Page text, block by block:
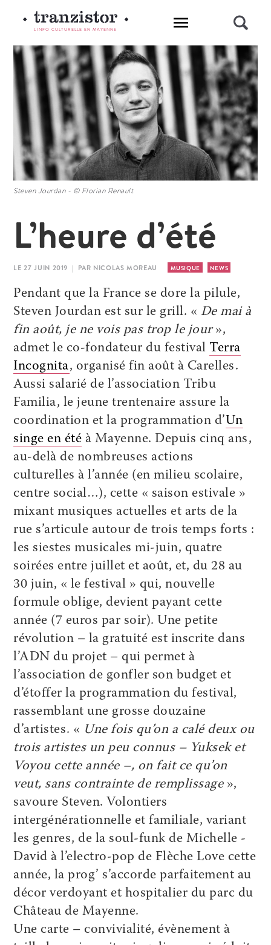
L'INFO CULTURELLE EN MAYENNE
Steven Jourdan - © Florian Renault
L’heure d’été
LE 27 JUIN 2019 | PAR NICOLAS MOREAU MUSIQUE NEWS
Pendant que la France se dore la pilule,
Steven Jourdan est sur le grill. « De mai à
fin août, je ne vois pas trop le jour»,
admet le co-fondateur du festival Terra
Incognita, organisé fin août à Carelles.
Aussi salarié de l’association Tribu
Familia, le jeune trentenaire assure la
coordination et la programmation d’Un
singe en été à Mayenne. Depuis cinq ans,
au-delà de nombreuses actions
culturelles à l’année (en milieu scolaire,
centre social…), cette « saison estivale »
mixant musiques actuelles et arts de la
rue s’articule autour de trois temps forts :
les siestes musicales mi-juin, quatre
soirées entre juillet et août, et, du 28 au
30 juin, « le festival » qui, nouvelle
formule oblige, devient payant cette
année (7 euros par soir). Une petite
révolution – la gratuité est inscrite dans
l’ADN du projet – qui permet à
l’association de gonfler son budget et
d’étoffer la programmation du festival,
rassemblant une grosse douzaine
d’artistes. « Une fois qu’on a calé deux ou
trois artistes un peu connus – Yuksek et
Voyou cette année –, on fait ce qu’on
veut, sans contrainte de remplissage»,
savoure Steven. Volontiers
intergénérationnelle et familiale, variant
les genres, de la soul-funk de Michelle ­
David à l’electro-pop de Flèche Love cette
année, la prog’ s’accorde parfaitement au
décor verdoyant et hospitalier du parc du
Château de Mayenne.
Une carte – convivialité, évènement à